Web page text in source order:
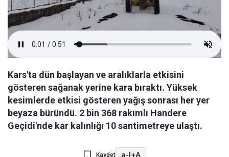
Kars'ta dün başlayan ve aralıklarla etkisini
gösteren sağanak yerine kara bıraktı. Yüksek
kesimlerde etkisi gösteren yağış sonrası her yer
beyaza büründü. 2 bin 368 rakımlı Handere
Geçidi'nde kar kalınlığı 10 santimetreye ulaştı.
Kaydet a-|+A